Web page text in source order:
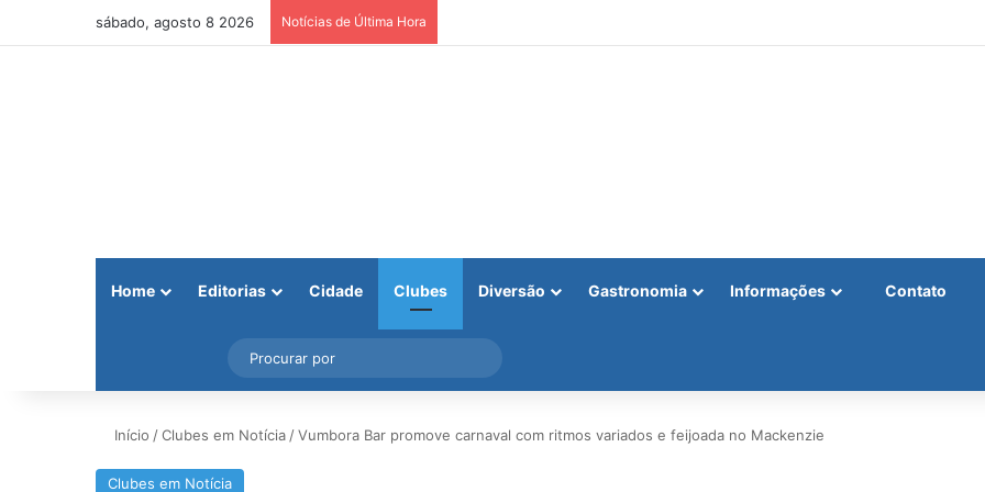
sábado, agosto 8 2026 Notícias de Última Hora
Home Editorias Cidade Clubes Diversão Gastronomia Informações Contato
Instagram
Barra Lateral
por
Início /Clubes em Notícia /Vumbora Bar promove carnaval com ritmos variados e feijoada no Mackenzie
Clubes em Notícia